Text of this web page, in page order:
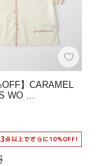
】CARAMEL
WO …